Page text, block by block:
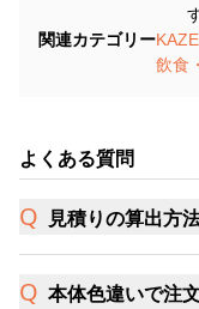
関連カテゴリー
飲食
よくある質問
見積りの算出方
本体色違いで注